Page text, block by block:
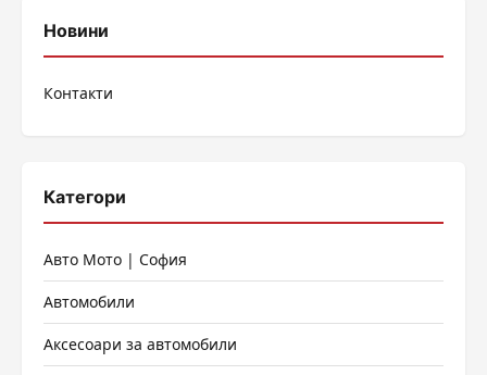
Новини
Контакти
Категори
Авто Мото | София
Автомобили
Аксесоари за автомобили